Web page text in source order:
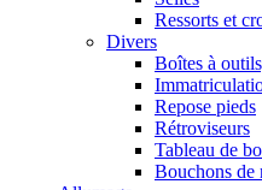
Ressorts et
Divers
Boîtes à
Repose pieds
Rétroviseurs
Tableau de
Bouchons de